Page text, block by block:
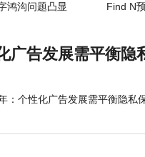
鸿沟问题凸显
Find N
广告发展需平衡隐
：个性化广告发展需平衡隐私